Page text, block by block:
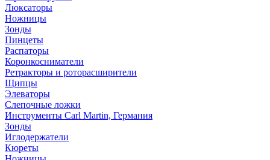
Люксаторы
Ножницы
Зонды
Пинцеты
Распаторы
Коронкосниматели
Ретракторы и роторасширители
Щипцы
Элеваторы
Слепочные ложки
Инструменты Carl Martin, Германия
Зонды
Иглодержатели
Кюреты